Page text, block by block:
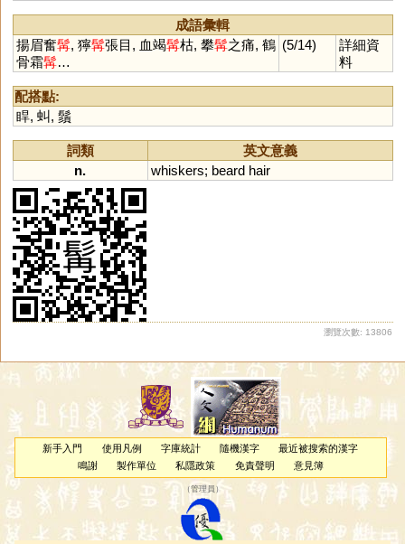
成語彙輯
揚眉奮髯, 獰髯張目, 血竭髯枯, 攀髯之痛, 鶴
骨霜髯…
(5/14)
詳細資
料
配搭點:
睅, 虯, 鬚
詞類
英文意義
n.
whiskers; beard hair
瀏覽次數: 13806
新手入門 使用凡例 字庫統計 隨機漢字
最近被搜索的漢字
鳴謝
製作單位 私隱政策 免責聲明 意見簿
（管理員 ）